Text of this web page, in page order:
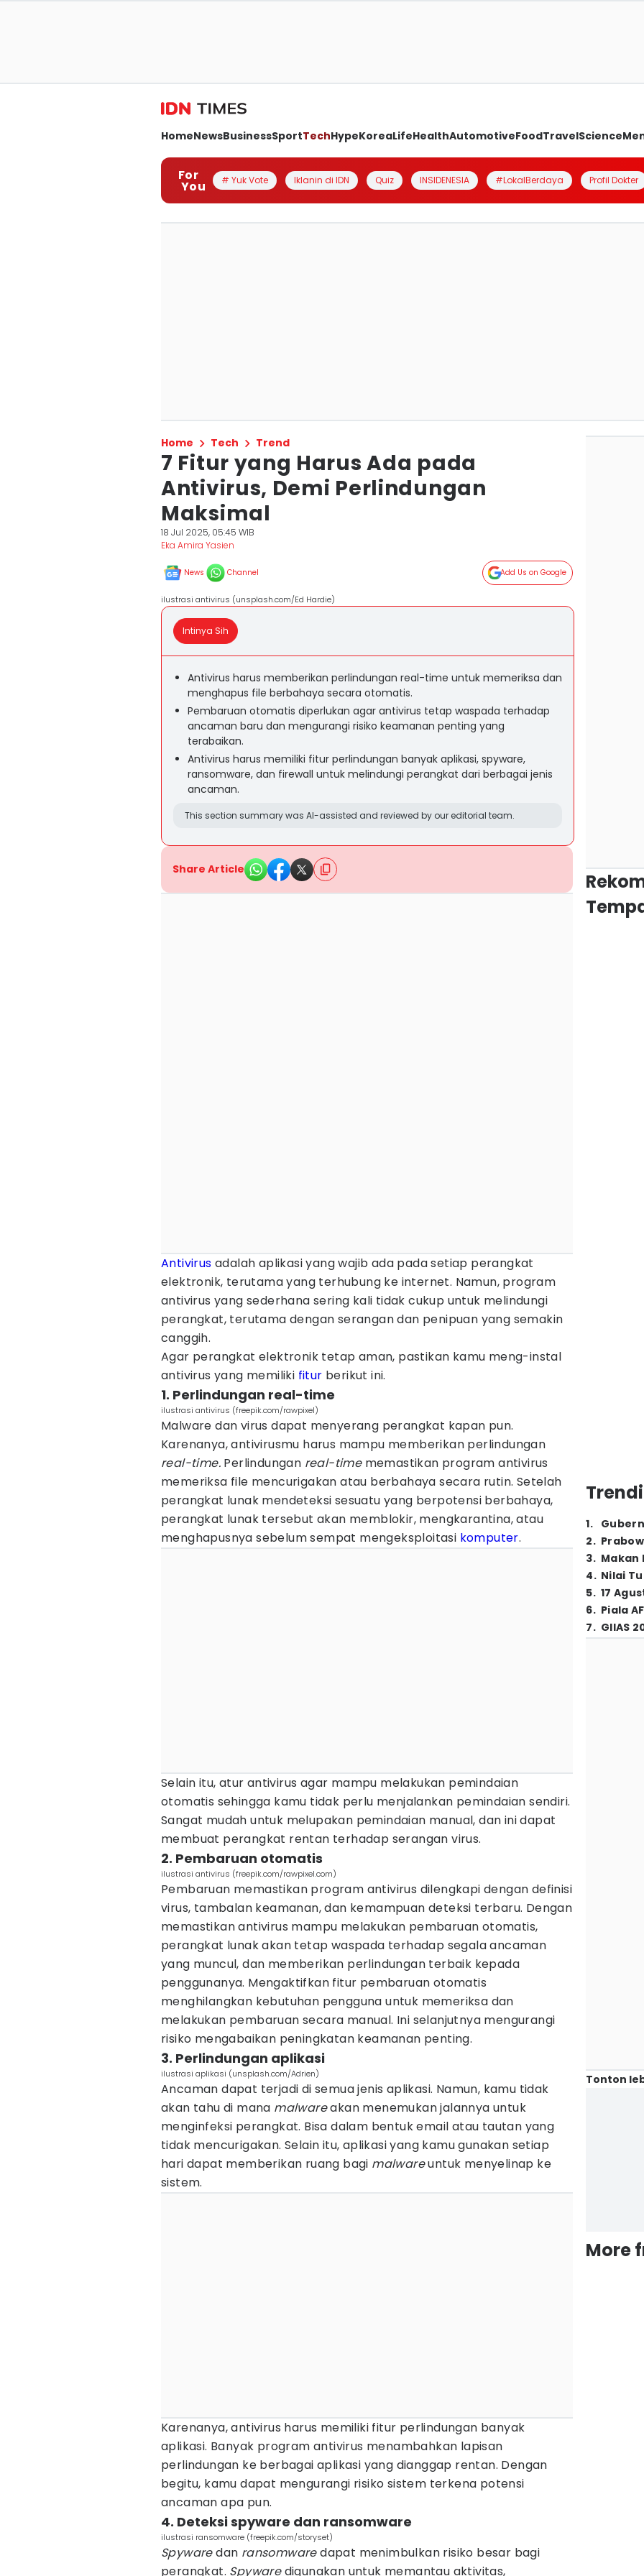
HomeNewsBusinessSportTechHypeKoreaLifeHealthAutomotiveFoodTravelScience
For
You # Yuk Vote Iklanin di IDN Quiz INSIDENESIA #LokalBerdaya Profil Dokter
Home Tech Trend
7 Fitur yang Harus Ada pada
Antivirus, Demi Perlindungan
Maksimal
18 Jul 2025, 05:45 WIB
Eka Amira Yasien
News Channel Add Us on Google
ilustrasi antivirus (unsplash.com/Ed Hardie)
Intinya Sih
Antivirus harus memberikan perlindungan real-time untuk memeriksa dan
menghapus file berbahaya secara otomatis.
Pembaruan otomatis diperlukan agar antivirus tetap waspada terhadap
ancaman baru dan mengurangi risiko keamanan penting yang
terabaikan.
Antivirus harus memiliki fitur perlindungan banyak aplikasi, spyware,
ransomware, dan firewall untuk melindungi perangkat dari berbagai jenis
ancaman.
This section summary was AI-assisted and reviewed by our editorial team.
Share Article
Antivirus adalah aplikasi yang wajib ada pada setiap perangkat
elektronik, terutama yang terhubung ke internet. Namun, program
antivirus yang sederhana sering kali tidak cukup untuk melindungi
perangkat, terutama dengan serangan dan penipuan yang semakin
canggih.
Agar perangkat elektronik tetap aman, pastikan kamu meng-instal
antivirus yang memiliki fitur berikut ini.
1. Perlindungan real-time
ilustrasi antivirus (freepik.com/rawpixel)
Malware dan virus dapat menyerang perangkat kapan pun.
Karenanya, antivirusmu harus mampu memberikan perlindungan
real-time. Perlindungan real-timememastikan program antivirus
memeriksa file mencurigakan atau berbahaya secara rutin. Setelah
perangkat lunak mendeteksi sesuatu yang berpotensi berbahaya,
perangkat lunak tersebut akan memblokir, mengkarantina, atau
menghapusnya sebelum sempat mengeksploitasi komputer.
Selain itu, atur antivirus agar mampu melakukan pemindaian
otomatis sehingga kamu tidak perlu menjalankan pemindaian sendiri.
Sangat mudah untuk melupakan pemindaian manual, dan ini dapat
membuat perangkat rentan terhadap serangan virus.
2. Pembaruan otomatis
ilustrasi antivirus (freepik.com/rawpixel.com)
Pembaruan memastikan program antivirus dilengkapi dengan definisi
virus, tambalan keamanan, dan kemampuan deteksi terbaru. Dengan
memastikan antivirus mampu melakukan pembaruan otomatis,
perangkat lunak akan tetap waspada terhadap segala ancaman
yang muncul, dan memberikan perlindungan terbaik kepada
penggunanya. Mengaktifkan fitur pembaruan otomatis
menghilangkan kebutuhan pengguna untuk memeriksa dan
melakukan pembaruan secara manual. Ini selanjutnya mengurangi
risiko mengabaikan peningkatan keamanan penting.
3. Perlindungan aplikasi
ilustrasi aplikasi (unsplash.com/Adrien)
Ancaman dapat terjadi di semua jenis aplikasi. Namun, kamu tidak
akan tahu di mana malwareakan menemukan jalannya untuk
menginfeksi perangkat. Bisa dalam bentuk email atau tautan yang
tidak mencurigakan. Selain itu, aplikasi yang kamu gunakan setiap
hari dapat memberikan ruang bagi malwareuntuk menyelinap ke
sistem.
Karenanya, antivirus harus memiliki fitur perlindungan banyak
aplikasi. Banyak program antivirus menambahkan lapisan
perlindungan ke berbagai aplikasi yang dianggap rentan. Dengan
begitu, kamu dapat mengurangi risiko sistem terkena potensi
ancaman apa pun.
4. Deteksi spyware dan ransomware
ilustrasi ransomware (freepik.com/storyset)
Spywaredan ransomwaredapat menimbulkan risiko besar bagi
perangkat. Spywaredigunakan untuk memantau aktivitas,
1.
2.
3. Makan
4. Nilai
5. 17
6. Piala
7. GIIAS
Tonton
More